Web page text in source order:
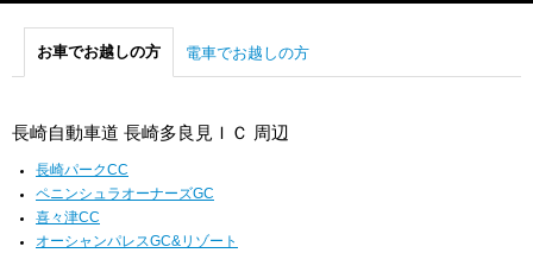
お車でお越しの方 電車でお越しの方
長崎自動車道 長崎多良見ＩＣ 周辺
長崎パークCC
ペニンシュラオーナーズGC
喜々津CC
オーシャンパレスGC&リゾート